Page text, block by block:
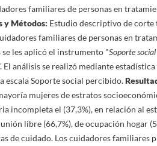
familiares de personas en
yMétodos: Estudio descriptivo de corte
familiares de personas en
se les aplicó el instrumento "Soporte
El análisis se realizó mediante
escala Soporte social percibido.
mujeres de estratos
incompleta el (37,3%), en relación al
libre (66,7%), de ocupación hogar
de cuidado. Los cuidadores familiares